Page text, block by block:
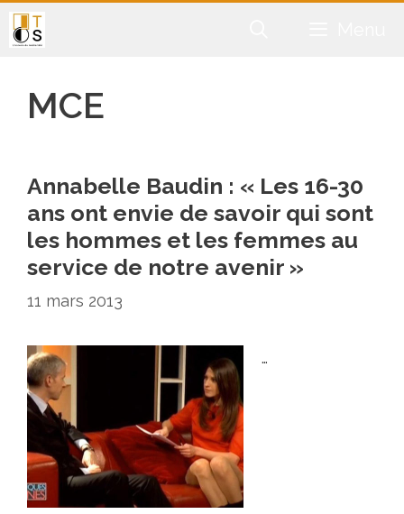
Aller
au
MCE
Annabelle Baudin : « Les 16-30
ans ont envie de savoir qui sont
les hommes et les femmes au
service de notre avenir »
11 mars 2013
…